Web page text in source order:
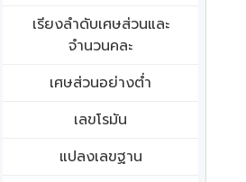
เรียงลำดับเศษส่วนและ
จำนวนคละ
เศษส่วนอย่างต่ำ
เลขโรมัน
แปลงเลขฐาน